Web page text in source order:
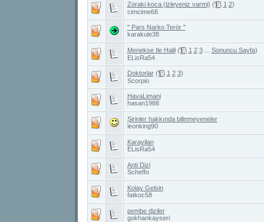
Zoraki koca (izleyeniz varmi) ( 1 2)
cimcime68
" Pars Narko Terör "
karakule38
Menekse Ile Halil ( 1 2 3... Sonuncu Sayfa)
ELisRa54
Doktorlar ( 1 2 3)
Scorpio
HavaLimani
hasan1988
Şirinler hakkında bilinmeyeneler
leonking90
Karayilan
ELisRa54
Anti Dizi
Scheffo
Kolay Gelsin
fatkoc58
pembe diziler
gokhankayseri